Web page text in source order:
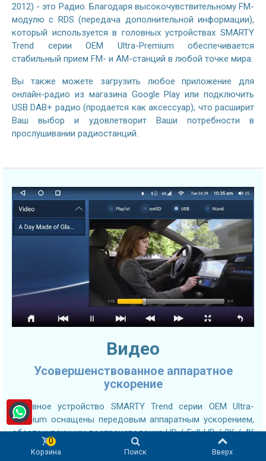
2012) - это Радио. Благодаря высокочувствительному FM-
модулю с RDS (передача дополнительной информации),
который используется в головных устройствах SMARTY
Trend серии OEM Ultra-Premium обеспечивается
стабильный прием FM- и AM-станций в любой точке мира.
Вы также можете загрузить любое приложение для
онлайн-радио из магазина Google Play или подключить
USB DAB+ радио (продается как аксессуар), что расширит
Ваш выбор и удовлетворит Ваши потребности в
прослушивании радиостанций.
Видео
Усовершенствованное аппаратное
ускорение
Головное устройство SMARTY Trend серии OEM Ultra-
Premium оснащены передовым аппаратным ускорением,
обеспечивающим воспроизведение HD / Full-HD / 2K / 4K
видео в различных форматах, таких как AVI, MP4, MKV,
MOV, WMV, MPG, H.264, RMVB и многих других.
Корзина
0
Поиск Вверх